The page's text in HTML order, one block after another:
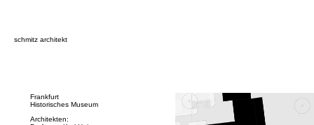
schmitz architekt
Frankfurt
Historisches Museum
Architekten: